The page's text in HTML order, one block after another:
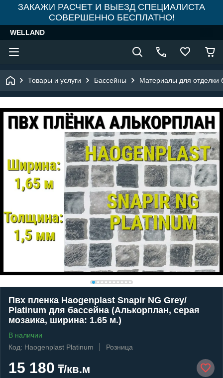
ЗАКАЖИ РАСЧЕТ И ВЫЕЗД СПЕЦИАЛИСТА
СОВЕРШЕННО БЕСПЛАТНО!
WELLAND
Товары и услуги Бассейны Материалы для отделки
Пвх пленка Haogenplast Snapir NG Grey/
Platinum для бассейна (Алькорплан, серая
мозаика, ширина: 1.65 м.)
В наличии
Код: Haogenplast Platinum
Розница
15 180 ₸/кв.м